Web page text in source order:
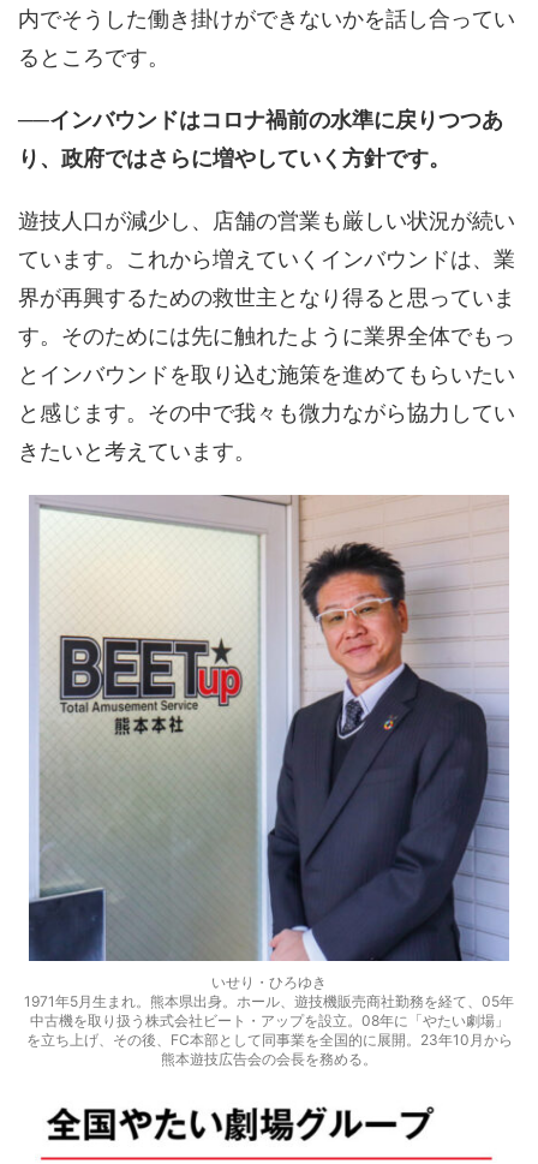
内でそうした働き掛けができないかを話し合ってい
るところです。
──インバウンドはコロナ禍前の水準に戻りつつあ
り、政府ではさらに増やしていく方針です。
遊技人口が減少し、店舗の営業も厳しい状況が続い
ています。これから増えていくインバウンドは、業
界が再興するための救世主となり得ると思っていま
す。そのためには先に触れたように業界全体でもっ
とインバウンドを取り込む施策を進めてもらいたい
と感じます。その中で我々も微力ながら協力してい
きたいと考えています。
いせり・ひろゆき
1971年5月生まれ。熊本県出身。ホール、遊技機販売商社勤務を経て、05年
中古機を取り扱う株式会社ビート・アップを設立。08年に「やたい劇場」
を立ち上げ、その後、FC本部として同事業を全国的に展開。23年10月から
熊本遊技広告会の会長を務める。